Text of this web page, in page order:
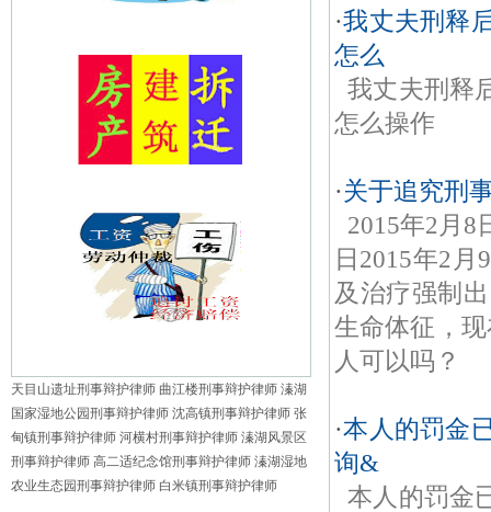
天目山遗址刑事辩护律师 曲江楼刑事辩护律师 溱湖
国家湿地公园刑事辩护律师 沈高镇刑事辩护律师 张
甸镇刑事辩护律师 河横村刑事辩护律师 溱湖风景区
刑事辩护律师 高二适纪念馆刑事辩护律师 溱湖湿地
农业生态园刑事辩护律师 白米镇刑事辩护律师
·我丈夫刑释
怎么
我丈夫刑释
怎么操作
·关于追究刑
2015年2月8
日2015年2
及治疗强制
生命体征，
人可以吗？
·本人的罚金
询&
本人的罚金